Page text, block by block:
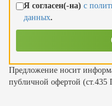
Я согласен(-на) с
данных.
Предложение носит
публичной офертой